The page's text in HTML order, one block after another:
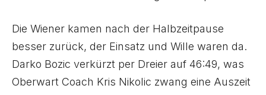
Die Wiener kamen nach der Halbzeitpause
besser zurück, der Einsatz und Wille waren da.
Darko Bozic verkürzt per Dreier auf 46:49, was
Oberwart Coach Kris Nikolic zwang eine Auszeit